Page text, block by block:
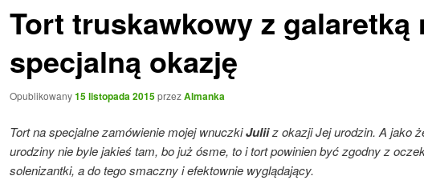
Tort truskawkowy z galaretką
specjalną okazję
Opublikowany15 listopada 2015przezAlmanka
Tort na specjalne zamówienie mojej wnuczkiJuliiz okazji Jej urodzin. A jako
urodziny nie byle jakieś tam, bo już ósme, to i tort powinien być zgodny z
solenizantki, a do tego smaczny i efektownie wyglądający.